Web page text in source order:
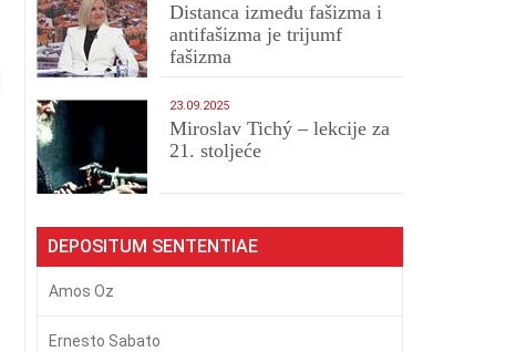
Distanca između fašizma i
antifašizma je trijumf
fašizma
23.09.2025
Miroslav Tichý – lekcije za
21. stoljeće
DEPOSITUM SENTENTIAE
Amos Oz
Ernesto Sabato